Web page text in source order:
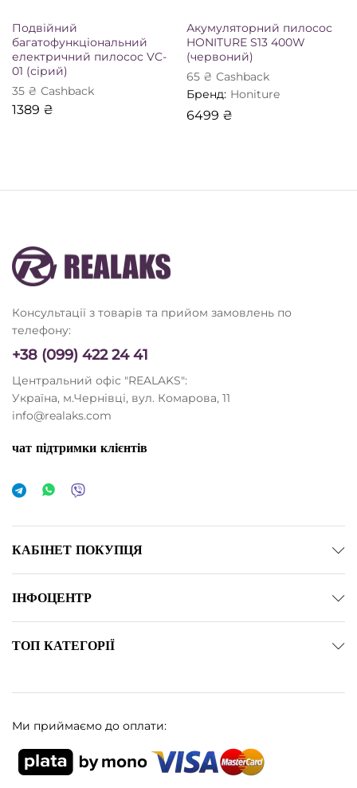
Подвійний
багатофункціональний
електричний пилосос VC-
01 (сірий)
35 ₴ Сashback
1389 ₴
Акумуляторний пилосос
HONITURE S13 400W
(червоний)
65 ₴ Сashback
Бренд: Honiture
6499 ₴
Консультації з товарів та прийом замовлень по
телефону:
+38 (099) 422 24 41
Центральний офіс "REALAKS":
Україна, м.Чернівці, вул. Комарова, 11
info@realaks.com
чат підтримки клієнтів
КАБІНЕТ ПОКУПЦЯ
ІНФОЦЕНТР
ТОП КАТЕГОРІЇ
Ми приймаємо до оплати: